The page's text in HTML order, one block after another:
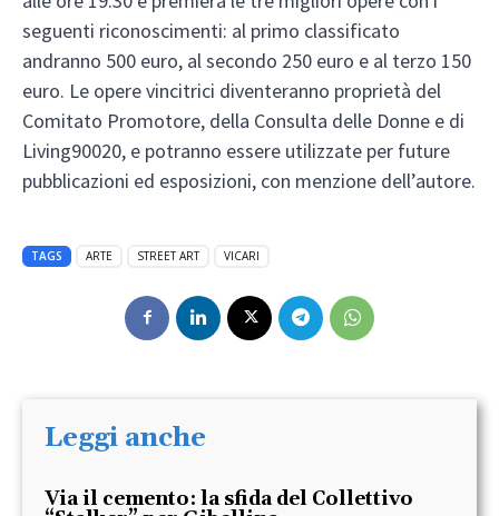
seguenti riconoscimenti: al primo classificato
andranno 500 euro, al secondo 250 euro e al terzo 150
euro. Le opere vincitrici diventeranno proprietà del
Comitato Promotore, della Consulta delle Donne e di
Living90020, e potranno essere utilizzate per future
pubblicazioni ed esposizioni, con menzione dell’autore.
TAGS ARTE STREET ART VICARI
Leggi anche
Via il cemento: la sfida del Collettivo